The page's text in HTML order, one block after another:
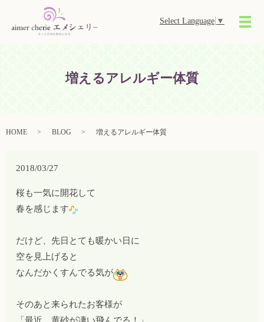
Select Language ▼
メ
増えるアレルギー体質
HOME BLOG 増えるアレルギー体質
2018/03/27
桜も一気に開花して
春を感じます
だけど、先日とても暖かい日に
空を見上げると
なんだかくすんでる気が
そのあと来られたお客様が